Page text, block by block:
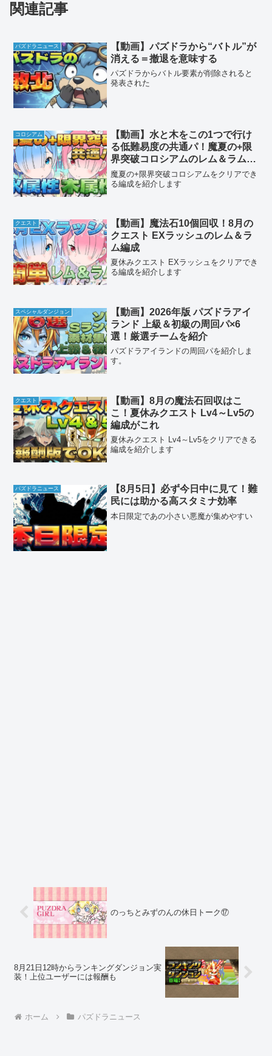
関連記事
パズドラニュース
【動画】パズドラから“バトル”が
消える＝撤退を意味する
パズドラからバトル要素が削除されると
発表された
コロシアム
【動画】水と木をこの1つで行け
る低難易度の共通パ！魔夏の+限
界突破コロシアムのレム＆ラム編
成
魔夏の+限界突破コロシアムをクリアでき
る編成を紹介します
クエスト
【動画】魔法石10個回収！8月の
クエスト EXラッシュのレム＆ラ
ム編成
夏休みクエスト EXラッシュをクリアでき
る編成を紹介します
スペシャルダンジョン
【動画】2026年版 パズドラアイ
ランド 上級＆初級の周回パ×6
選！厳選チームを紹介
パズドラアイランドの周回パを紹介しま
す。
クエスト
【動画】8月の魔法石回収はこ
こ！夏休みクエスト Lv4～Lv5の
編成がこれ
夏休みクエスト Lv4～Lv5をクリアできる
編成を紹介します
パズドラニュース
【8月5日】必ず今日中に見て！難
民には助かる高スタミナ効率
本日限定であの小さい悪魔が集めやすい
のっちとみずのんの休日トーク⑰
8月21日12時からランキングダンジョン実
装！上位ユーザーには報酬も
ホーム パズドラニュース